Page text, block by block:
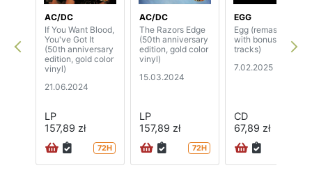
AC/DC
If You Want Blood,
You've Got It
(50th anniversary
edition, gold color
vinyl)
21.06.2024
LP
157,89 zł
72H
AC/DC
The Razors Edge
(50th anniversary
edition, gold color
vinyl)
15.03.2024
LP
157,89 zł
72H
EGG
Egg (remaster
with bonus
tracks)
7.02.2025
CD
67,89 zł